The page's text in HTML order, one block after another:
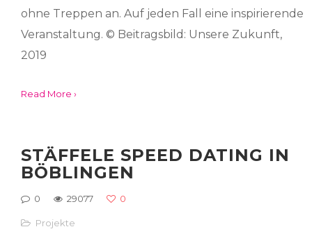
ohne Treppen an. Auf jeden Fall eine inspirierende
Veranstaltung. © Beitragsbild: Unsere Zukunft,
2019
Read More ›
STÄFFELE SPEED DATING IN
BÖBLINGEN
0 29077 0
Projekte